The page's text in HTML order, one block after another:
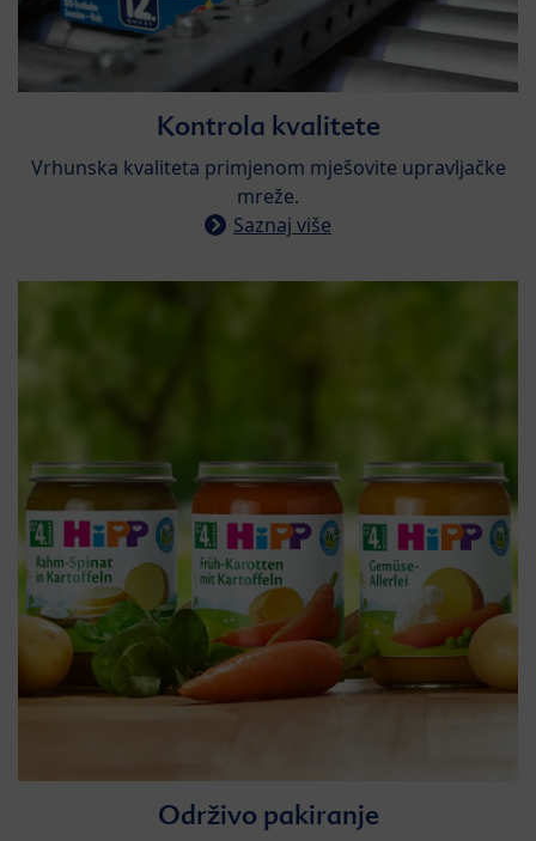
Kontrola kvalitete​
​Vrhunska kvaliteta primjenom mješovite upravljačke
mreže.
Saznaj više
Održivo pakiranje​